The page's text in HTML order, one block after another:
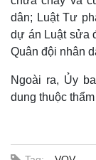
dân; Luật Tư
dự án Luật sửa
Quân đội nhân
Ngoài ra, Ủy
dung thuộc